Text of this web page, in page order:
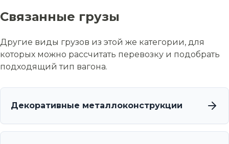
Связанные грузы
Другие виды грузов из этой же категории, для
которых можно рассчитать перевозку и подобрать
подходящий тип вагона.
Декоративные металлоконструкции